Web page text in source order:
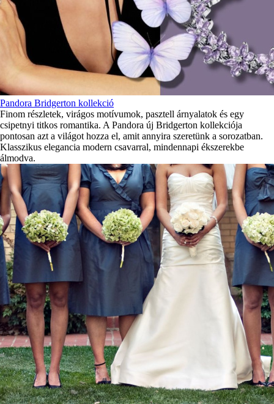
Pandora Bridgerton kollekció
Finom részletek, virágos motívumok, pasztell árnyalatok és egy
csipetnyi titkos romantika. A Pandora új Bridgerton kollekciója
pontosan azt a világot hozza el, amit annyira szeretünk a sorozatban.
Klasszikus elegancia modern csavarral, mindennapi ékszerekbe
álmodva.